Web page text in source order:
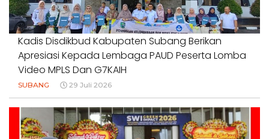
Kadis Disdikbud Kabupaten Subang Berikan
Apresiasi Kepada Lembaga PAUD Peserta Lomba
Video MPLS Dan G7KAIH
SUBANG 29 Juli 2026